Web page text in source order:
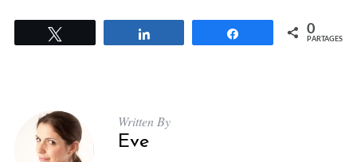
Partagez 0
PARTAGES
Written By
Eve